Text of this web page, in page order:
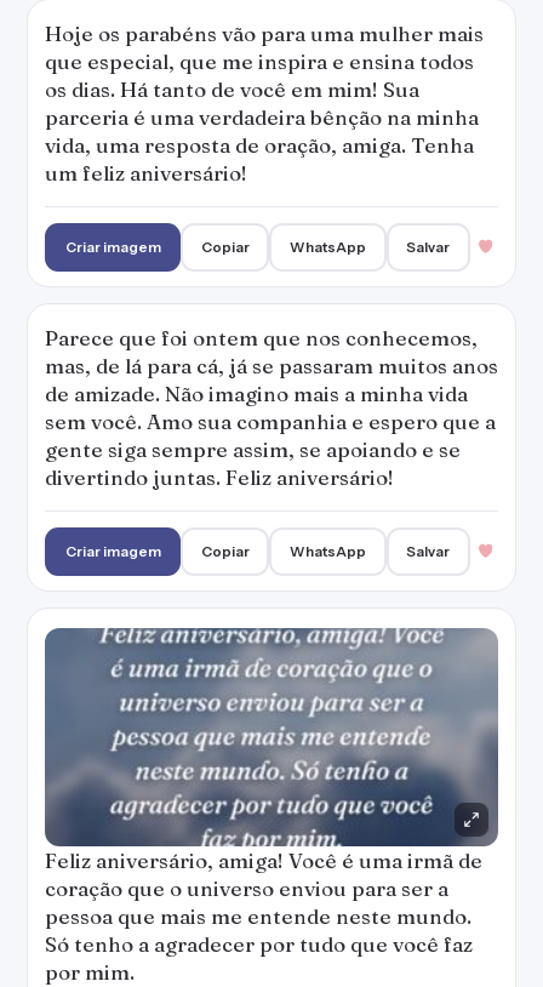
Hoje os parabéns vão para uma mulher mais
que especial, que me inspira e ensina todos
os dias. Há tanto de você em mim! Sua
parceria é uma verdadeira bênção na minha
vida, uma resposta de oração, amiga. Tenha
um feliz aniversário!
Criar imagem Copiar WhatsApp Salvar
Parece que foi ontem que nos conhecemos,
mas, de lá para cá, já se passaram muitos anos
de amizade. Não imagino mais a minha vida
sem você. Amo sua companhia e espero que a
gente siga sempre assim, se apoiando e se
divertindo juntas. Feliz aniversário!
Criar imagem Copiar WhatsApp Salvar
Feliz aniversário, amiga! Você é uma irmã de
coração que o universo enviou para ser a
pessoa que mais me entende neste mundo.
Só tenho a agradecer por tudo que você faz
por mim.